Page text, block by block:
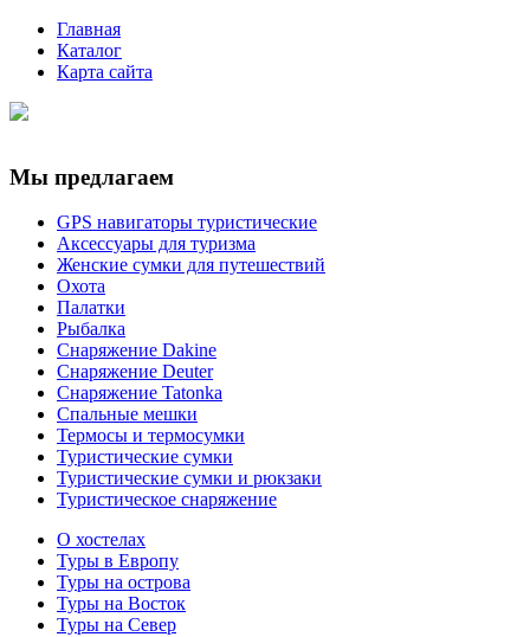
Главная
Каталог
Карта сайта
Мы предлагаем
GPS навигаторы туристические
Аксессуары для туризма
Женские сумки для путешествий
Охота
Палатки
Рыбалка
Снаряжение Dakine
Снаряжение Deuter
Снаряжение Tatonka
Спальные мешки
Термосы и термосумки
Туристические сумки
Туристические сумки и рюкзаки
Туристическое снаряжение
О хостелах
Туры в Европу
Туры на острова
Туры на Восток
Туры на Север